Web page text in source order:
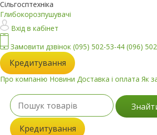
Сільгосптехніка
Глибокорозпушувачі
Вхід в кабінет
Замовити дзвінок (095) 502-53-44 (096)
Кредитування
Про компанію Новини Доставка і оплата Як
Кредитування